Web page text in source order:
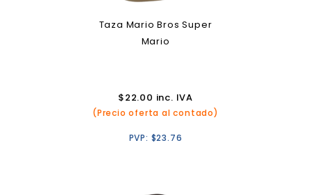
Taza Mario Bros Super
Mario
$22.00 inc. IVA
(Precio oferta al contado)
PVP: $23.76